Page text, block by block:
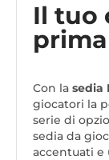
Il tuo
Con la sedia
giocatori la
serie di
sedia da
accentuati e